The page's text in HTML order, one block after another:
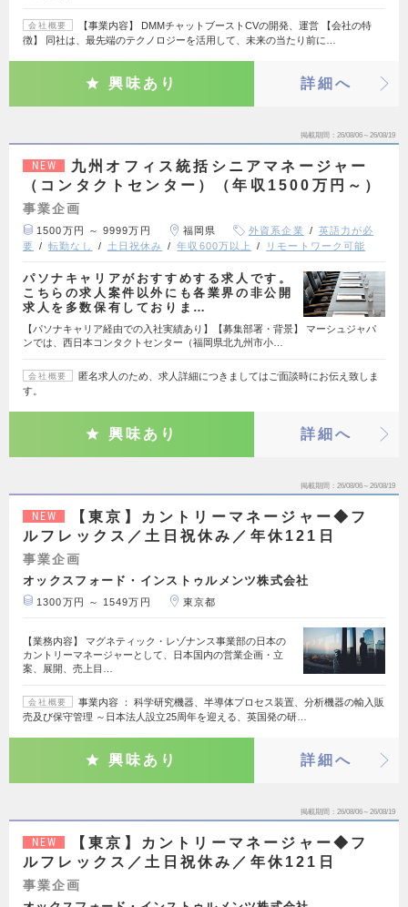
会社概要
【事業内容】 DMMチャットブーストCVの開発、運営 【会社の特
徴】 同社は、最先端のテクノロジーを活用して、未来の当たり前に…
興味あり 詳細へ
掲載期間 26/08/06～26/08/19
NEW
九州オフィス統括シニアマネージャー
（コンタクトセンター）（年収1500万円～）
事業企画
1500万円 ～ 9999万円 福岡県 外資系企業
英語力が必
要
転勤なし 土日祝休み 年収600万以上 リモートワーク可能
パソナキャリアがおすすめする求人です。
こちらの求人案件以外にも各業界の非公開
求人を多数保有しておりま…
【パソナキャリア経由での入社実績あり】【募集部署・背景】 マーシュジャパ
ンでは、西日本コンタクトセンター（福岡県北九州市小…
会社概要
匿名求人のため、求人詳細につきましてはご面談時にお伝え致しま
す。
興味あり 詳細へ
掲載期間 26/08/06～26/08/19
NEW
【東京】カントリーマネージャー◆フ
ルフレックス／土日祝休み／年休121日
事業企画
オックスフォード・インストゥルメンツ株式会社
1300万円 ～ 1549万円 東京都
【業務内容】 マグネティック・レゾナンス事業部の日本の
カントリーマネージャーとして、日本国内の営業企画・立
案、展開、売上目…
会社概要
事業内容 ： 科学研究機器、半導体プロセス装置、分析機器の輸入販
売及び保守管理 ～日本法人設立25周年を迎える、英国発の研…
興味あり 詳細へ
掲載期間 26/08/06～26/08/19
NEW
【東京】カントリーマネージャー◆フ
ルフレックス／土日祝休み／年休121日
事業企画